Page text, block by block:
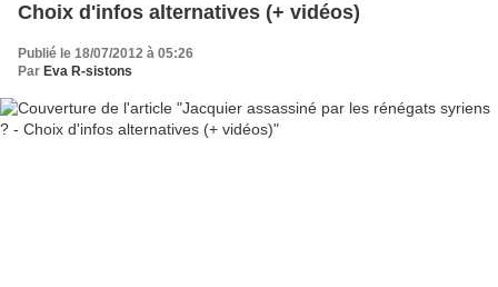
Choix d'infos alternatives (+ vidéos)
Publié le 18/07/2012 à 05:26
Par Eva R-sistons